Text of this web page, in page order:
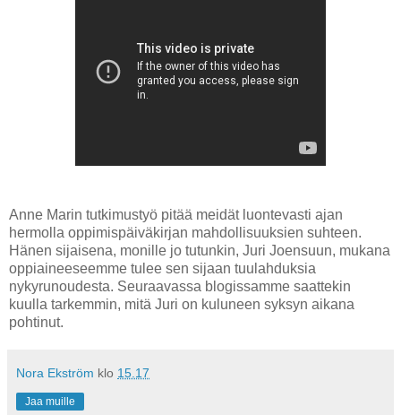
Anne Marin tutkimustyö pitää meidät luontevasti ajan
hermolla oppimispäiväkirjan mahdollisuuksien suhteen.
Hänen sijaisena, monille jo tutunkin, Juri Joensuun, mukana
oppiaineeseemme tulee sen sijaan tuulahduksia
nykyrunoudesta. Seuraavassa blogissamme saattekin
kuulla tarkemmin, mitä Juri on kuluneen syksyn aikana
pohtinut.
Nora Ekström klo 15.17
Jaa muille